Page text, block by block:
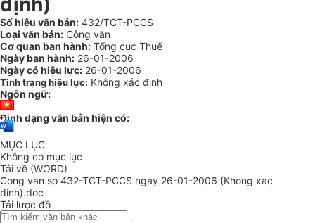
Số hiệu văn bản: 432/TCT-PCCS
Loại văn bản: Công văn
Cơ quan ban hành: Tổng cục Thuế
Ngày ban hành: 26-01-2006
Ngày có hiệu lực: 26-01-2006
Tình trạng hiệu lực: Không xác định
Ngôn ngữ:
Định dạng văn bản hiện có:
MỤC LỤC
Không có mục lục
Tải về (WORD)
Cong van so 432-TCT-PCCS ngay 26-01-2006 (Khong xac
dinh).doc
Tải lược đồ